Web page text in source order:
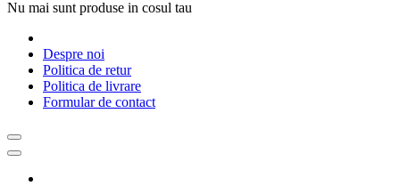
Nu mai sunt produse in cosul tau
Despre noi
Politica de retur
Politica de livrare
Formular de contact